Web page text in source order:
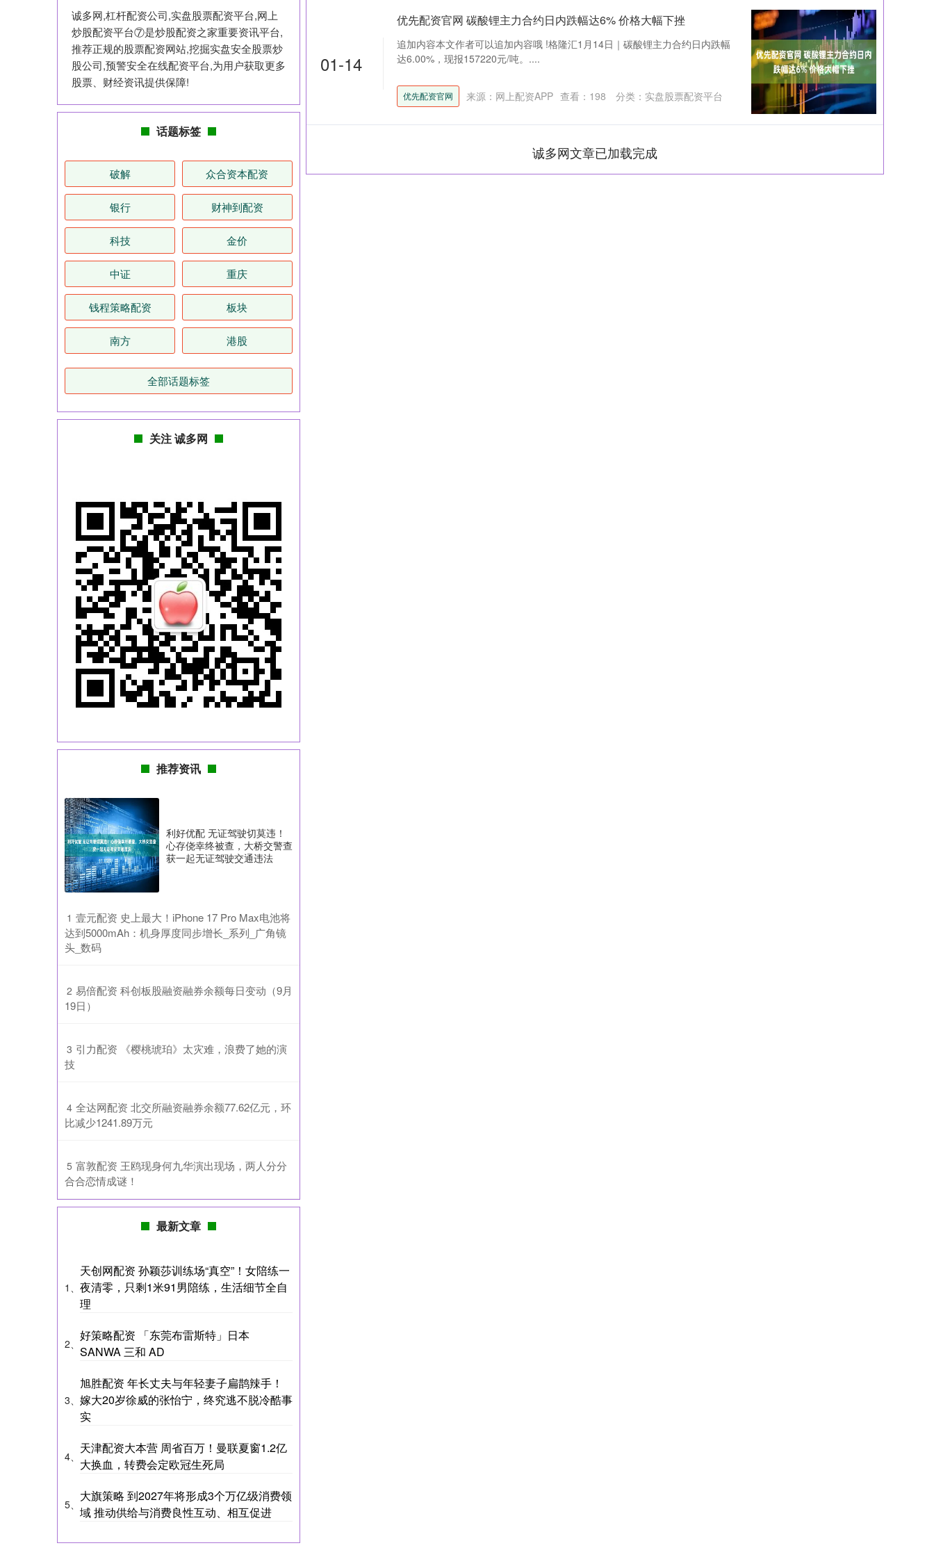
01-14
优先配资官网 碳酸锂主力合约日内跌幅达6% 价格大幅下挫
追加内容本文作者可以追加内容哦 !格隆汇1月14日｜碳酸锂主力合约日内跌幅
达6.00%，现报157220元/吨。....
优先配资官网 来源：网上配资APP 查看： 198 分类： 实盘股票配资平台
诚多网文章已加载完成
诚多网,杠杆配资公司,实盘股票配资平台,网上
炒股配资平台⑦是炒股配资之家重要资讯平台,
推荐正规的股票配资网站,挖掘实盘安全股票炒
股公司,预警安全在线配资平台,为用户获取更多
股票、财经资讯提供保障!
话题标签
破解 众合资本配资
银行 财神到配资
科技 金价
中证 重庆
钱程策略配资 板块
南方 港股
全部话题标签
关注 诚多网
推荐资讯
利好优配 无证驾驶切莫违！
心存侥幸终被查，大桥交警查
获一起无证驾驶交通违法
1 ​壹元配资 史上最大！iPhone 17 Pro Max电池将
达到5000mAh：机身厚度同步增长_系列_广角镜
头_数码
2 ​易倍配资 科创板股融资融券余额每日变动（9月
19日）
3 ​引力配资 《樱桃琥珀》太灾难，浪费了她的演
技
4 ​全达网配资 北交所融资融券余额77.62亿元，环
比减少1241.89万元
5 ​富敦配资 王鸥现身何九华演出现场，两人分分
合合恋情成谜！
最新文章
1、
天创网配资 孙颖莎训练场“真空”！女陪练一
夜清零，只剩1米91男陪练，生活细节全自
理
2、
好策略配资 「东莞布雷斯特」日本
SANWA 三和 AD
3、
旭胜配资 年长丈夫与年轻妻子扁鹊辣手！
嫁大20岁徐威的张怡宁，终究逃不脱冷酷事
实
4、
天津配资大本营 周省百万！曼联夏窗1.2亿
大换血，转费会定欧冠生死局
5、
大旗策略 到2027年将形成3个万亿级消费领
域 推动供给与消费良性互动、相互促进